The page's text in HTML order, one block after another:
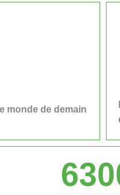
monde de demain